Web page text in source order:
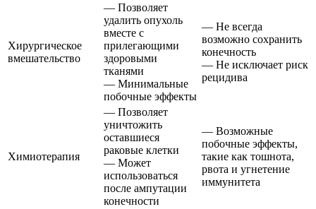
Хирургическое
вмешательство
— Позволяет
удалить опухоль
вместе с
прилегающими
здоровыми
тканями
— Минимальные
побочные эффекты
— Не всегда
возможно сохранить
конечность
— Не исключает риск
рецидива
Химиотерапия
— Позволяет
уничтожить
оставшиеся
раковые клетки
— Может
использоваться
после ампутации
конечности
— Возможные
побочные эффекты,
такие как тошнота,
рвота и угнетение
иммунитета